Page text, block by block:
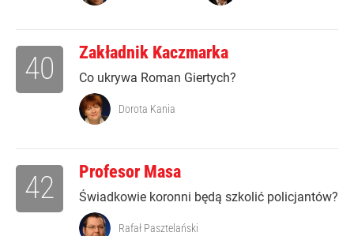
Zakładnik Kaczmarka
Co ukrywa Roman Giertych?
40
Dorota Kania
Profesor Masa
Świadkowie koronni będą szkolić policjantów?
42
Rafał Pasztelański